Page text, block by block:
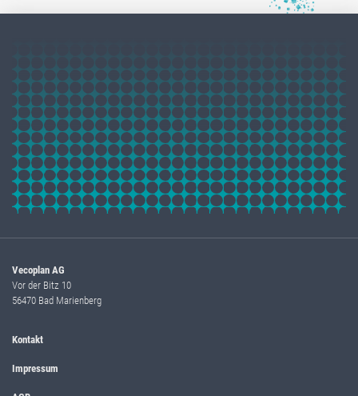
Vecoplan AG
Vor der Bitz 10
56470 Bad Marienberg
Kontakt
Impressum